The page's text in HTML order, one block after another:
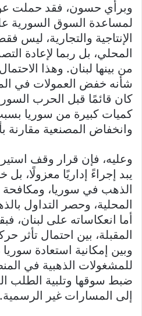
وبرأي حسون، فقد حملت
لمساعدة السوق السورية
الإنتاجية والتجارية، ليس
المحلي، بل ربما لإعادة
من بينها لبنان. وهذا
شأنه خفض العمولات في
كان قائمًا قبل الحرب
كميات كبيرة من سوريا بسبب
وانخفاض المصنعية مقارنة
وعليه، فإن قرار وقف
يبد إجراءً إداريًا معزولًا،
الذهب في سوريا، ومكافحة
المحلية، وحصر التداول
أما انعكاساته على لبنان،
المقبلة، بين احتمال تأثر
وبين إمكانية استعادة
للمشغولات الذهبية في
ضبط سوقها وتلبية الطلب
إلى المسارات غير الرسمية.